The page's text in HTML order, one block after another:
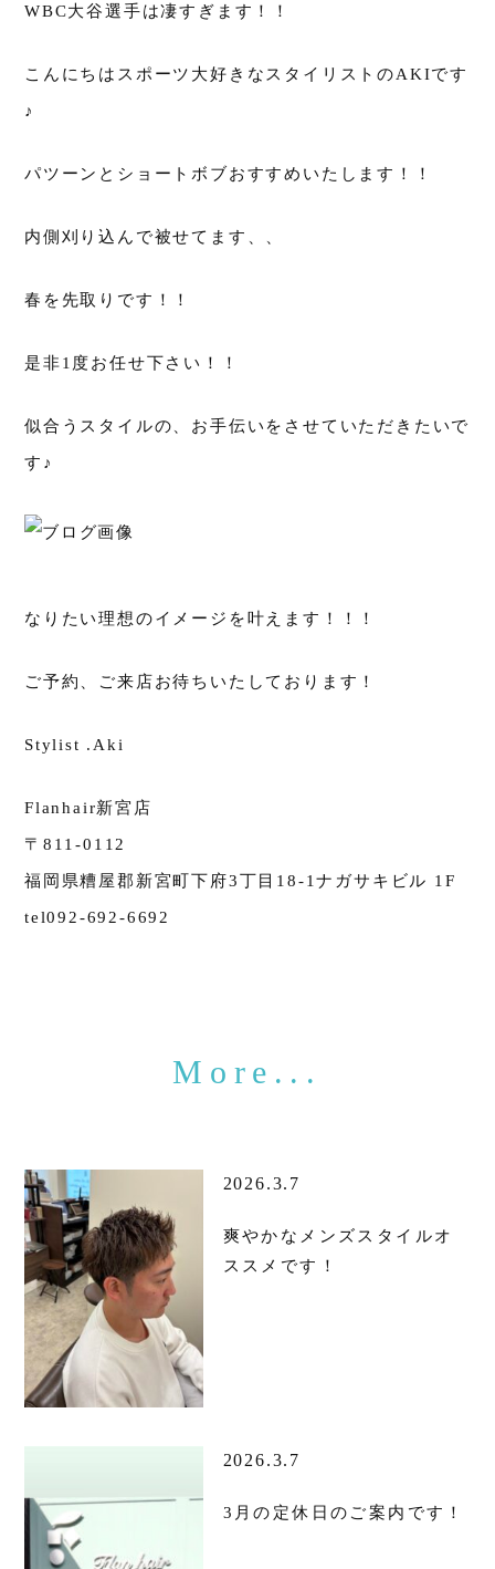
WBC大谷選手は凄すぎます！！
こんにちはスポーツ大好きなスタイリストのAKIです
♪
パツーンとショートボブおすすめいたします！！
内側刈り込んで被せてます、、
春を先取りです！！
是非1度お任せ下さい！！
似合うスタイルの、お手伝いをさせていただきたいで
す♪
なりたい理想のイメージを叶えます！！！
ご予約、ご来店お待ちいたしております！
Stylist .Aki
Flanhair新宮店
〒811-0112
福岡県糟屋郡新宮町下府3丁目18-1ナガサキビル 1F
tel092-692-6692
2026.3.7
爽やかなメンズスタイルオ
ススメです！
2026.3.7
3月の定休日のご案内です！